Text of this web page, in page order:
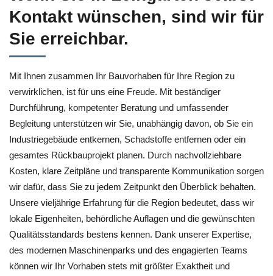
Kontakt wünschen, sind wir für
Sie erreichbar.
Mit Ihnen zusammen Ihr Bauvorhaben für Ihre Region zu
verwirklichen, ist für uns eine Freude. Mit beständiger
Durchführung, kompetenter Beratung und umfassender
Begleitung unterstützen wir Sie, unabhängig davon, ob Sie ein
Industriegebäude entkernen, Schadstoffe entfernen oder ein
gesamtes Rückbauprojekt planen. Durch nachvollziehbare
Kosten, klare Zeitpläne und transparente Kommunikation sorgen
wir dafür, dass Sie zu jedem Zeitpunkt den Überblick behalten.
Unsere vieljährige Erfahrung für die Region bedeutet, dass wir
lokale Eigenheiten, behördliche Auflagen und die gewünschten
Qualitätsstandards bestens kennen. Dank unserer Expertise,
des modernen Maschinenparks und des engagierten Teams
können wir Ihr Vorhaben stets mit größter Exaktheit und